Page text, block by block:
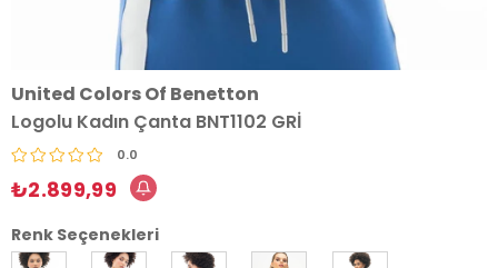
United Colors Of Benetton
Logolu Kadın Çanta BNT1102 GRİ
0.0
₺2.899,99
Renk Seçenekleri